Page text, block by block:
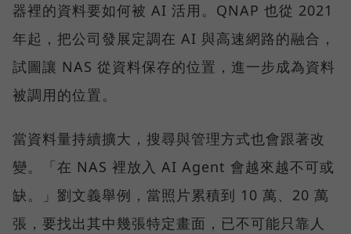
器裡的資料要如何被 AI 活用。QNAP 也從 2021
年起，把公司發展定調在 AI 與高速網路的融合，
試圖讓 NAS 從資料保存的位置，進一步成為資料
被調用的位置。
當資料量持續擴大，搜尋與管理方式也會跟著改
變。「在 NAS 裡放入 AI Agent 會越來越不可或
缺。」劉文義舉例，當照片累積到 10 萬、20 萬
張，要找出其中幾張特定畫面，已不可能只靠人